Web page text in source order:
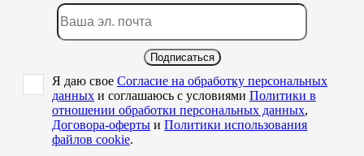
Подписаться
Я даю свое Согласие на обработку персональных
данных и соглашаюсь с условиями Политики в
отношении обработки персональных данных,
Договора-оферты и Политики использования
файлов cookie.